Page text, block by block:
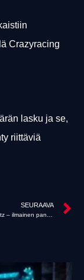
Crazyracing
lasku ja se,
riittäviä
SEURAAVA